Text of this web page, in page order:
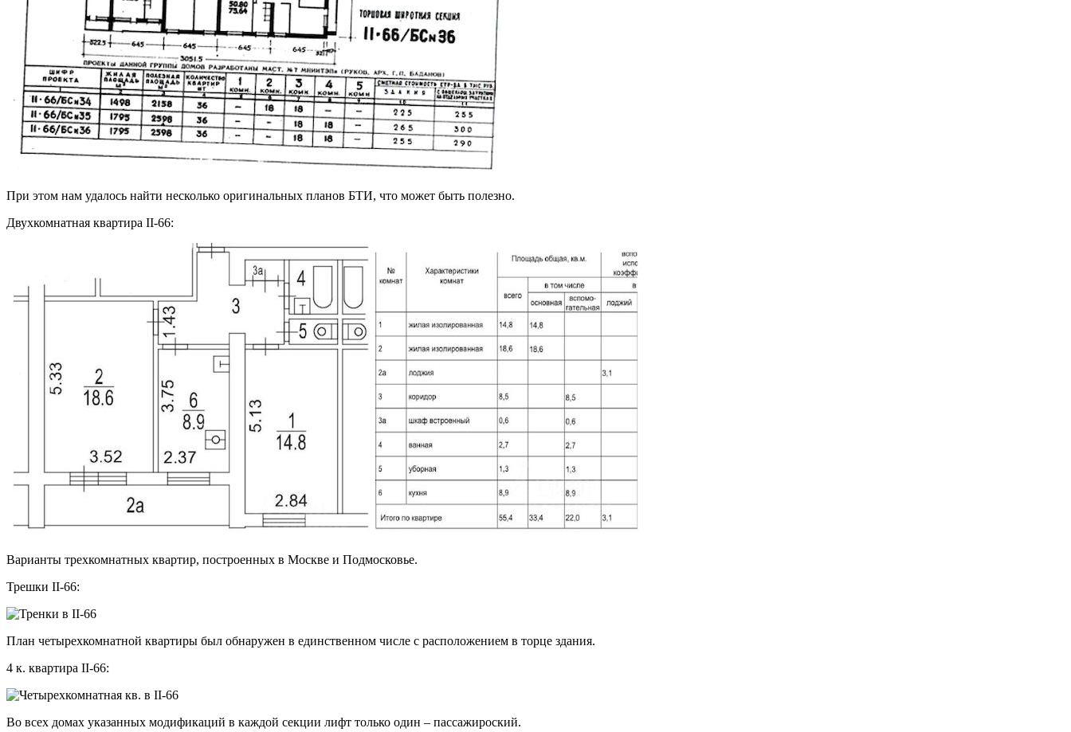
При этом нам удалось найти несколько оригинальных планов БТИ, что может быть полезно.
Двухкомнатная квартира II-66:
Варианты трехкомнатных квартир, построенных в Москве и Подмосковье.
Трешки II-66:
План четырехкомнатной квартиры был обнаружен в единственном числе с расположением в торце здания.
4 к. квартира II-66:
Во всех домах указанных модификаций в каждой секции лифт только один – пассажироский.